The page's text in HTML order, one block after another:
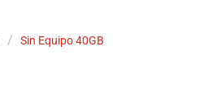
/ Sin Equipo 40GB